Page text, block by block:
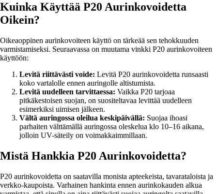
Kuinka Käyttää P20 Aurinkovoidetta
Oikein?
Oikeaoppinen aurinkovoiteen käyttö on tärkeää sen tehokkuuden
varmistamiseksi. Seuraavassa on muutama vinkki P20 aurinkovoiteen
käyttöön:
Levitä riittävästi voide: Levitä P20 aurinkovoidetta runsaasti
koko vartalolle ennen auringolle altistumista.
Levitä uudelleen tarvittaessa: Vaikka P20 tarjoaa
pitkäkestoisen suojan, on suositeltavaa levittää uudelleen
esimerkiksi uimisen jälkeen.
Vältä auringossa oleilua keskipäivällä: Suojaa ihoasi
parhaiten välttämällä auringossa oleskelua klo 10–16 aikana,
jolloin UV-säteily on voimakkaimmillaan.
Mistä Hankkia P20 Aurinkovoidetta?
P20 aurinkovoidetta on saatavilla monista apteekeista, tavarataloista ja
verkko-kaupoista. Varhainen hankinta ennen aurinkokauden alkua